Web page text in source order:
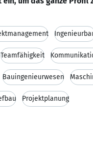
Teamfähigkeit
Bauingenieurwesen
Projektplanung